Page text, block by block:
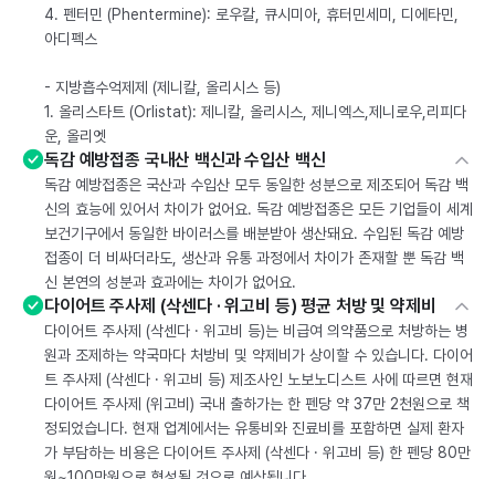
4. 펜터민 (Phentermine): 로우칼, 큐시미아, 휴터민세미, 디에타민,
아디펙스
- 지방흡수억제제 (제니칼, 올리시스 등)
1. 올리스타트 (Orlistat): 제니칼, 올리시스, 제니엑스,제니로우,리피다
운, 올리엣
독감 예방접종 국내산 백신과 수입산 백신
독감 예방접종은 국산과 수입산 모두 동일한 성분으로 제조되어 독감 백
신의 효능에 있어서 차이가 없어요. 독감 예방접종은 모든 기업들이 세계
보건기구에서 동일한 바이러스를 배분받아 생산돼요. 수입된 독감 예방
접종이 더 비싸더라도, 생산과 유통 과정에서 차이가 존재할 뿐 독감 백
신 본연의 성분과 효과에는 차이가 없어요.
다이어트 주사제 (삭센다 · 위고비 등) 평균 처방 및 약제비
다이어트 주사제 (삭센다 · 위고비 등)는 비급여 의약품으로 처방하는 병
원과 조제하는 약국마다 처방비 및 약제비가 상이할 수 있습니다. 다이어
트 주사제 (삭센다 · 위고비 등) 제조사인 노보노디스트 사에 따르면 현재
다이어트 주사제 (위고비) 국내 출하가는 한 펜당 약 37만 2천원으로 책
정되었습니다. 현재 업계에서는 유통비와 진료비를 포함하면 실제 환자
가 부담하는 비용은 다이어트 주사제 (삭센다 · 위고비 등) 한 펜당 80만